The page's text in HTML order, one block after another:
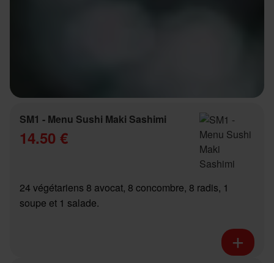
SM1 - Menu Sushi Maki Sashimi
14.50 €
24 végétariens 8 avocat, 8 concombre, 8 radis, 1
soupe et 1 salade.